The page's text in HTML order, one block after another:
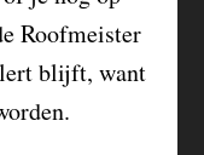
Roofmeister
blijft, want